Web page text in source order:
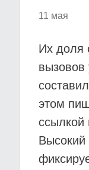
11 мая
Их доля
этом
ссылкой